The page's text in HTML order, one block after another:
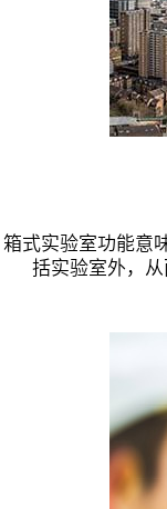
箱式实验室功能意
括实验室外，